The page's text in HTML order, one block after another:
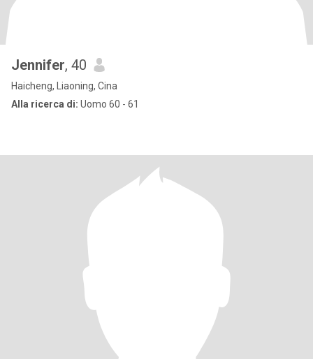
Jennifer, 40
Haicheng, Liaoning, Cina
Alla ricerca di: Uomo 60 - 61